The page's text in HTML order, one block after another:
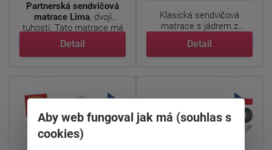
Partnerská sendvičová
matrace Lima, dvojí
tuhosti. Tato matrace má
...
Detail
Klasická sendvičová
matrace s jádrem z
Detail
30 nocí 30 nocí
Aby web fungoval jak má (souhlas s
cookies)